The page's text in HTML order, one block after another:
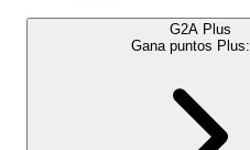
G2A Plus
Gana puntos Plus: